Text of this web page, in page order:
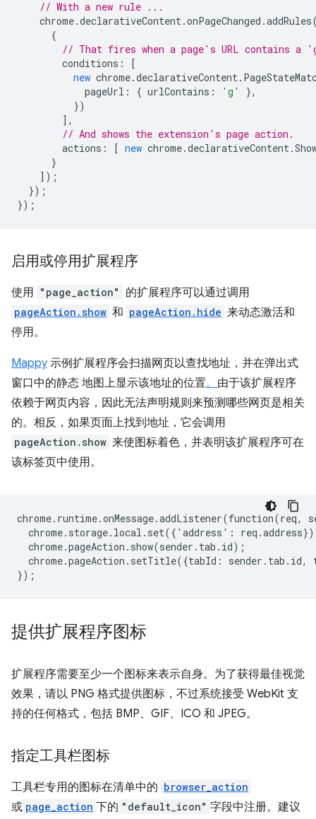
// With a new rule ...
chrome.declarativeContent.onPageChanged .addRules
{
// That fires when a page's URL contains
conditions :
[
new chrome.declarativeContent.
pageUrl : { urlContains : 'g'
},
})
],
// And shows the extension's page action.
actions : [ new chrome.declarativeContent.
}
]);
});
});
启用或停用扩展程序
使用 "page_action" 的扩展程序可以通过调用
pageAction.show 和 pageAction.hide 来动态激活和
停用。
Mappy 示例扩展程序会扫描网页以查找地址，并在弹出式
窗口中的静态 地图上显示该地址的位置。 由于该扩展程序
依赖于网页内容，因此无法声明规则来预测哪些网页是相关
的。相反，如果页面上找到地址，它会调用
pageAction.show 来使图标着色，并表明该扩展程序可在
该标签页中使用。
chrome. runtime.onMessage.addListener(function(req,
chrome. storage. local . set({ ' address ' : req .address})
chrome.pageAction . show(sender . tab . id);
chrome.pageAction . setTitle({tabId : sender . tab . id,
});
提供扩展程序图标
扩展程序需要至少一个图标来表示自身。为了获得最佳视觉
效果，请以 PNG 格式提供图标，不过系统接受 WebKit 支
持的任何格式，包括 BMP、GIF、ICO 和 JPEG。
指定工具栏图标
工具栏专用的图标在清单中的 browser_action
或 page_action 下的 "default_icon" 字段中注册。建议